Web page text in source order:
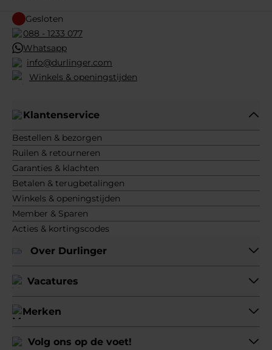
Gesloten
088 - 1233 077
Whatsapp
info@durlinger.com
Winkels & openingstijden
Klantenservice
Bestellen & bezorgen
Ruilen & retourneren
Garanties & klachten
Betalen & terugbetalingen
Winkels & openingstijden
Member & Sparen
Acties & kortingscodes
Over Durlinger
Vacatures
Merken
Volg ons op de voet!